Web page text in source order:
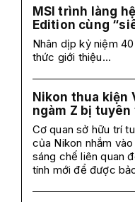
MSI trình làng
Edition cùng
Nhân dịp kỷ niệm
thức giới thiệu...
Nikon thua kiện
ngàm Z bị
Cơ quan sở hữu trí
của Nikon nhắm
sáng chế liên quan
tính mới để được